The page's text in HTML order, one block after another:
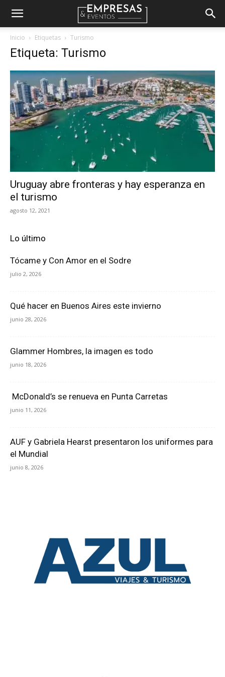
Empresas
Eventos
Inicio Etiquetas Turismo
Etiqueta: Turismo
Uruguay abre fronteras y hay esperanza en
el turismo
agosto 12, 2021
Lo último
Tócame y Con Amor en el Sodre
julio 2, 2026
Qué hacer en Buenos Aires este invierno
junio 28, 2026
Glammer Hombres, la imagen es todo
junio 18, 2026
McDonald’s se renueva en Punta Carretas
junio 11, 2026
AUF y Gabriela Hearst presentaron los uniformes para
el Mundial
junio 8, 2026